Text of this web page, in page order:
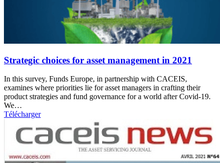
Strategic choices for asset management in 2021
In this survey, Funds Europe, in partnership with CACEIS,
examines where priorities lie for asset managers in crafting their
product strategies and fund governance for a world after Covid-19.
We…
Télécharger